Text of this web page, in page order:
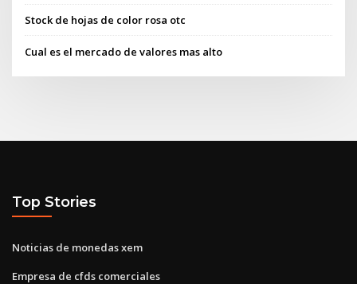
Stock de hojas de color rosa otc
Cual es el mercado de valores mas alto
Top Stories
Noticias de monedas xem
Empresa de cfds comerciales